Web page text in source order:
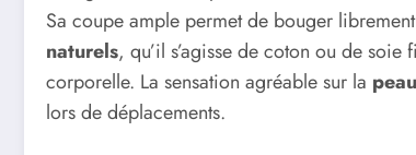
Sa coupe ample permet de bouger
naturels, qu’il s’agisse de coton ou de
corporelle. La sensation agréable sur la peau
lors de déplacements.